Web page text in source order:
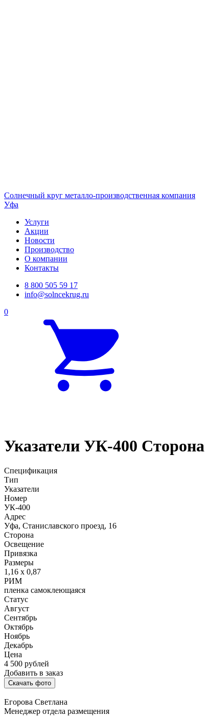
Солнечный круг металло-производственная компания
Уфа
Услуги
Акции
Новости
Производство
О компании
Контакты
8 800 505 59 17
info@solncekrug.ru
0
Указатели УК-400 Сторона
Спецификация
Тип
Указатели
Номер
УК-400
Адрес
Уфа, Станиславского проезд, 16
Сторона
Освещение
Привязка
Размеры
1,16 х 0,87
РИМ
пленка самоклеющаяся
Статус
Август
Сентябрь
Октябрь
Ноябрь
Декабрь
Цена
4 500 рублей
Добавить в заказ
Скачать фото
Егорова Светлана
Менеджер отдела размещения